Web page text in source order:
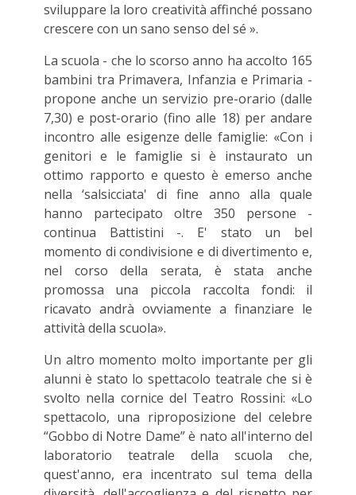
sviluppare la loro creatività affinché possano
crescere con un sano senso del sé ».
La scuola - che lo scorso anno ha accolto 165
bambini tra Primavera, Infanzia e Primaria -
propone anche un servizio pre-orario (dalle
7,30) e post-orario (fino alle 18) per andare
incontro alle esigenze delle famiglie: «Con i
genitori e le famiglie si è instaurato un
ottimo rapporto e questo è emerso anche
nella ‘salsicciata' di fine anno alla quale
hanno partecipato oltre 350 persone -
continua Battistini -. E' stato un bel
momento di condivisione e di divertimento e,
nel corso della serata, è stata anche
promossa una piccola raccolta fondi: il
ricavato andrà ovviamente a finanziare le
attività della scuola».
Un altro momento molto importante per gli
alunni è stato lo spettacolo teatrale che si è
svolto nella cornice del Teatro Rossini: «Lo
spettacolo, una riproposizione del celebre
“Gobbo di Notre Dame” è nato all'interno del
laboratorio teatrale della scuola che,
quest'anno, era incentrato sul tema della